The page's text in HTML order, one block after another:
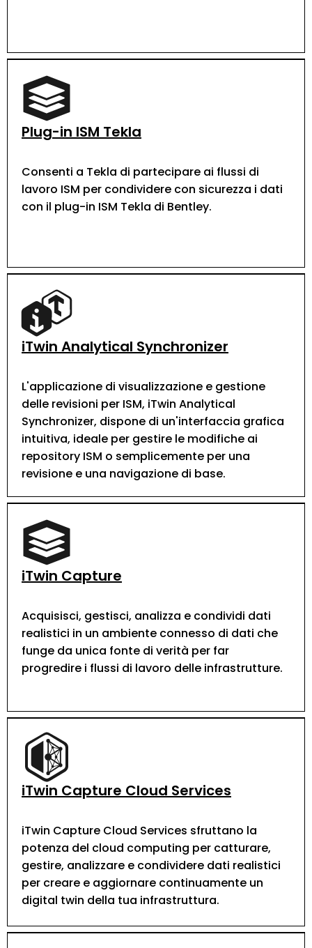
Plug-in ISM Tekla
Consenti a Tekla di partecipare ai flussi di
lavoro ISM per condividere con sicurezza i dati
con il plug-in ISM Tekla di Bentley.
iTwin Analytical Synchronizer
L'applicazione di visualizzazione e gestione
delle revisioni per ISM, iTwin Analytical
Synchronizer, dispone di un'interfaccia grafica
intuitiva, ideale per gestire le modifiche ai
repository ISM o semplicemente per una
revisione e una navigazione di base.
iTwin Capture
Acquisisci, gestisci, analizza e condividi dati
realistici in un ambiente connesso di dati che
funge da unica fonte di verità per far
progredire i flussi di lavoro delle infrastrutture.
iTwin Capture Cloud Services
iTwin Capture Cloud Services sfruttano la
potenza del cloud computing per catturare,
gestire, analizzare e condividere dati realistici
per creare e aggiornare continuamente un
digital twin della tua infrastruttura.